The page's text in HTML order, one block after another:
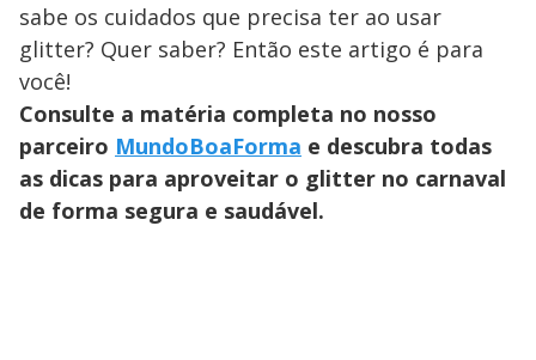
sabe os cuidados que precisa ter ao usar
glitter? Quer saber? Então este artigo é para
você!
Consulte a matéria completa no nosso
parceiro MundoBoaForma e descubra todas
as dicas para aproveitar o glitter no carnaval
de forma segura e saudável.